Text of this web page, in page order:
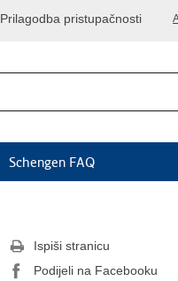
Prilagodba pristupačnosti
Schengen FAQ
Ispiši stranicu
Podijeli na Facebooku